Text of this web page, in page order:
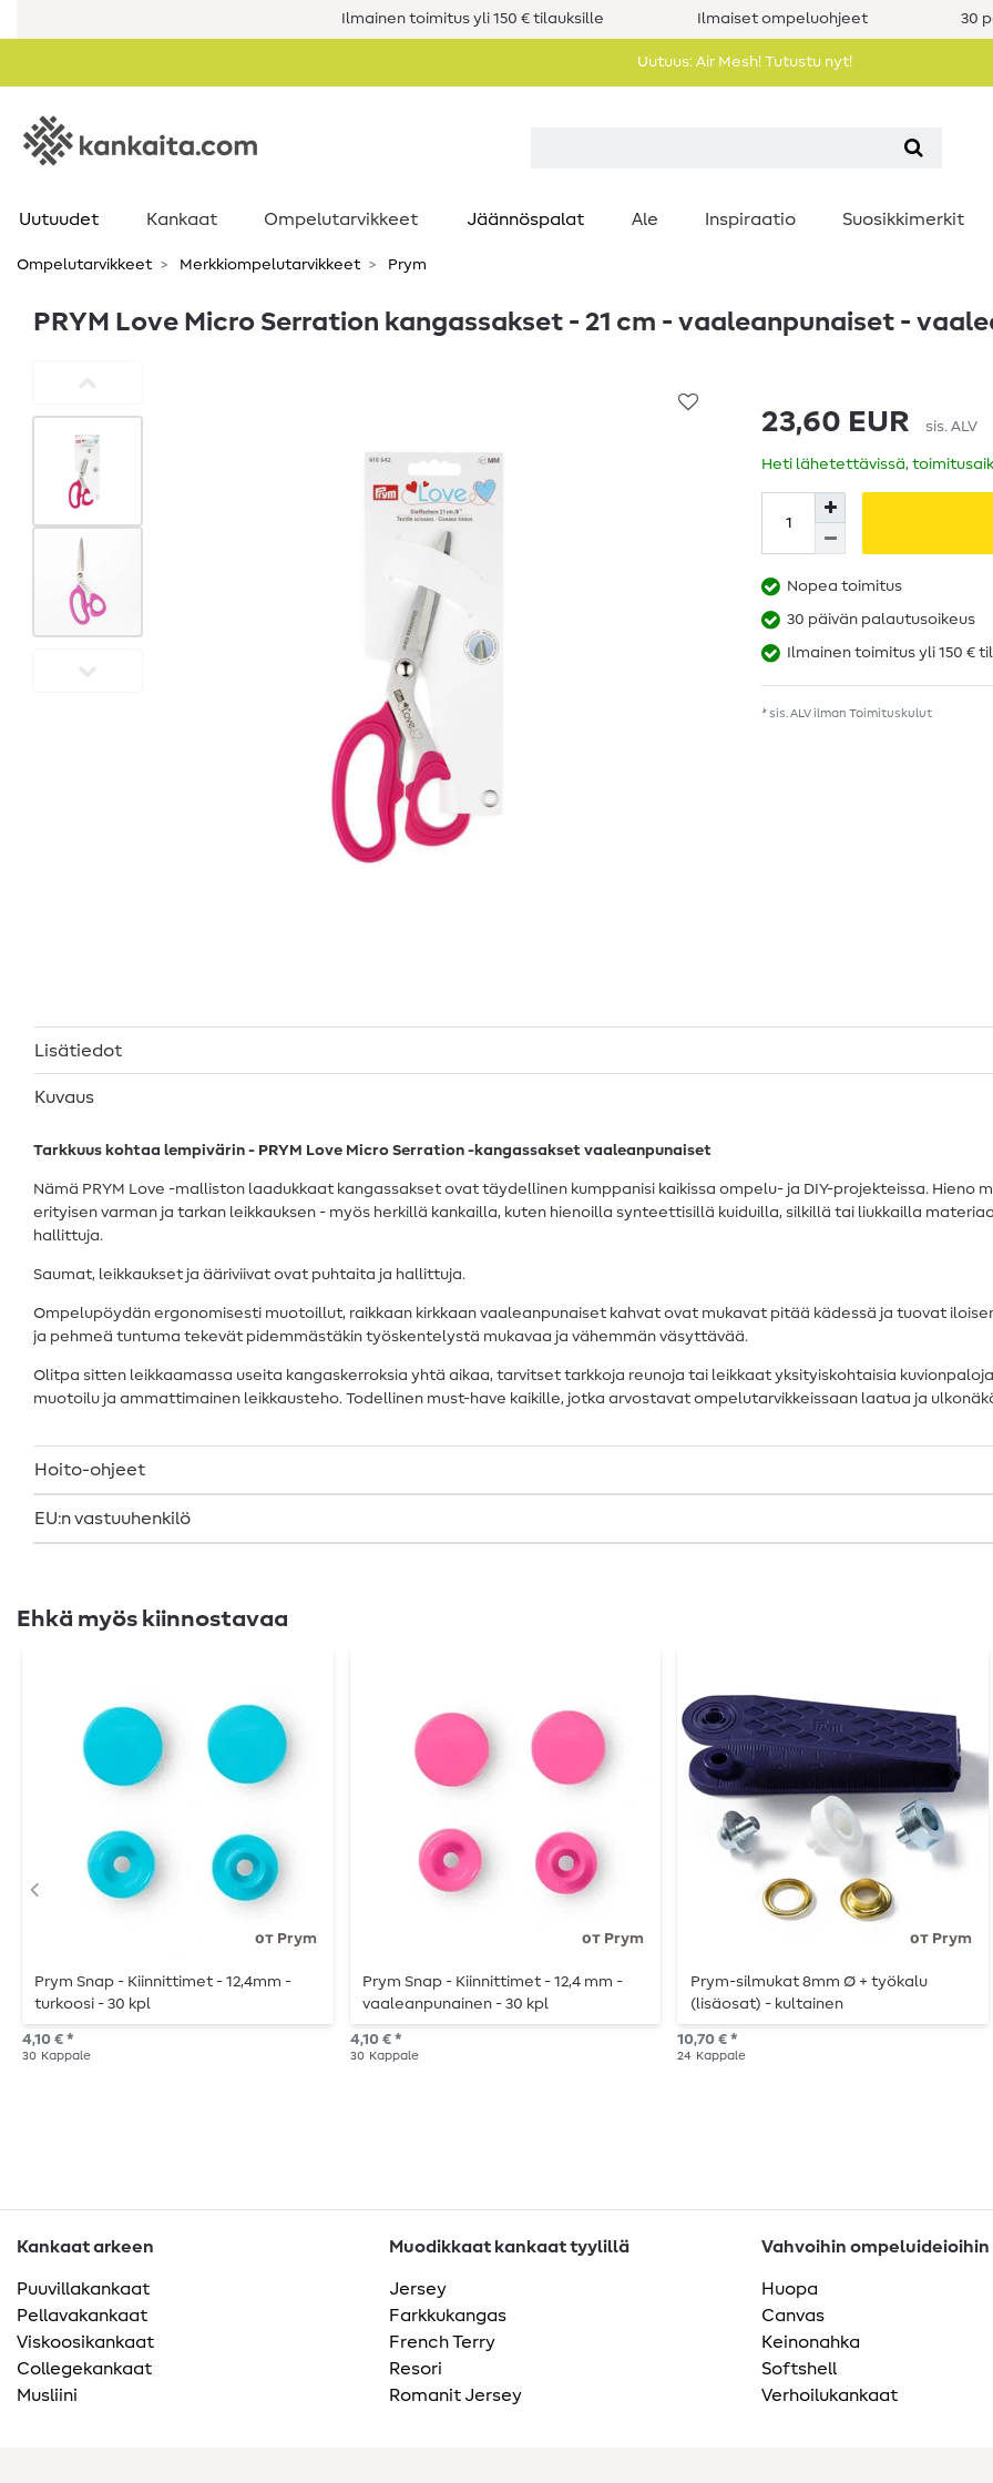
Ilmainen toimitus yli 150 € tilauksille Ilmaiset ompeluohjeet 30
Uutuus: Air Mesh! Tutustu nyt!
Uutuudet Kankaat Ompelutarvikkeet Jäännöspalat Ale Inspiraatio Suosikkimerkit
Ompelutarvikkeet Merkkiompelutarvikkeet Prym
PRYM Love Micro Serration kangassakset - 21 cm - vaaleanpunaiset -
23,60 EUR sis. ALV
Heti lähetettävissä,
Nopea toimitus
30 päivän palautusoikeus
Ilmainen toimitus yli 150 €
* sis. ALV ilman Toimituskulut
Lisätiedot
Kuvaus
Tarkkuus kohtaa lempivärin - PRYM Love Micro Serration -kangassakset vaaleanpunaiset
Nämä PRYM Love -malliston laadukkaat kangassakset ovat täydellinen kumppanisi kaikissa ompelu- ja DIY-projekteissa. Hieno
erityisen varman ja tarkan leikkauksen - myös herkillä kankailla, kuten hienoilla synteettisillä kuiduilla, silkillä tai liukkailla
hallittuja.
Saumat, leikkaukset ja ääriviivat ovat puhtaita ja hallittuja.
Ompelupöydän ergonomisesti muotoillut, raikkaan kirkkaan vaaleanpunaiset kahvat ovat mukavat pitää kädessä ja tuovat
ja pehmeä tuntuma tekevät pidemmästäkin työskentelystä mukavaa ja vähemmän väsyttävää.
Olitpa sitten leikkaamassa useita kangaskerroksia yhtä aikaa, tarvitset tarkkoja reunoja tai leikkaat yksityiskohtaisia
muotoilu ja ammattimainen leikkausteho. Todellinen must-have kaikille, jotka arvostavat ompelutarvikkeissaan laatua ja
Hoito-ohjeet
EU:n vastuuhenkilö
Ehkä myös kiinnostavaa
от Prym
Prym Snap - Kiinnittimet - 12,4mm -
turkoosi - 30 kpl
4,10 € *
30 Kappale
от Prym
Prym Snap - Kiinnittimet - 12,4 mm -
vaaleanpunainen - 30 kpl
4,10 € *
30 Kappale
от Prym
Prym-silmukat 8mm Ø + työkalu
(lisäosat) - kultainen
10,70 € *
24 Kappale
Kankaat arkeen
Puuvillakankaat
Pellavakankaat
Viskoosikankaat
Collegekankaat
Musliini
Muodikkaat kankaat tyylillä
Jersey
Farkkukangas
French Terry
Resori
Romanit Jersey
Vahvoihin ompeluideioihin
Huopa
Canvas
Keinonahka
Softshell
Verhoilukankaat